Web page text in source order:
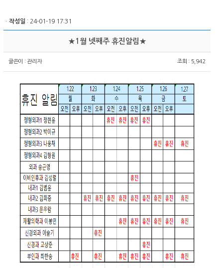
ㆍ 작성일 : 24-01-19 17:31
★1월 넷째주 휴진알림★
글쓴이 :관리자 조회 : 5,942